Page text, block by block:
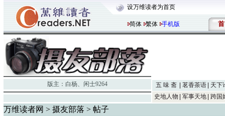
设万维读者为首页
简体 繁体 手机版 首
版主： 白杨、 闲士9264 五 味 斋 茗香茶语
天下
史地人物
军事天地 跨国
万维读者网 > 摄友部落 > 帖子